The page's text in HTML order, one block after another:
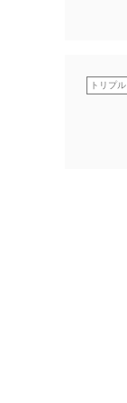
トリプル